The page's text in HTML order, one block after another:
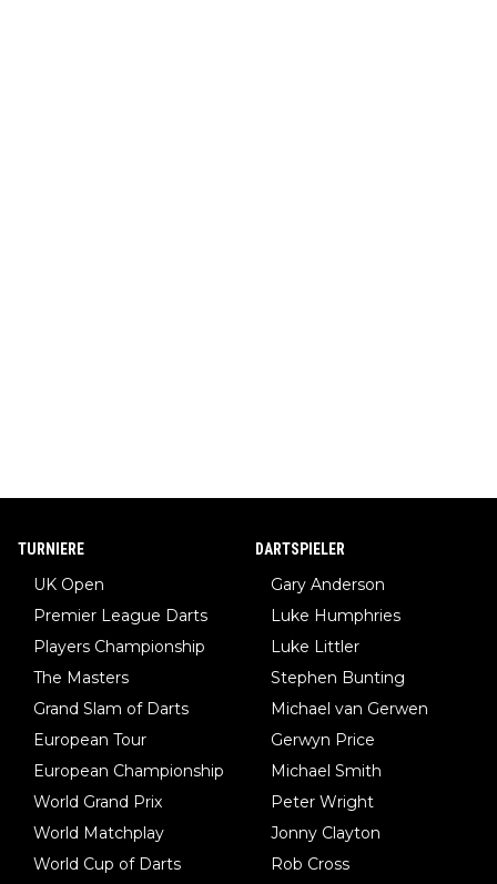
TURNIERE
UK Open
Premier League Darts
Players Championship
The Masters
Grand Slam of Darts
European Tour
European Championship
World Grand Prix
World Matchplay
World Cup of Darts
DARTSPIELER
Gary Anderson
Luke Humphries
Luke Littler
Stephen Bunting
Michael van Gerwen
Gerwyn Price
Michael Smith
Peter Wright
Jonny Clayton
Rob Cross